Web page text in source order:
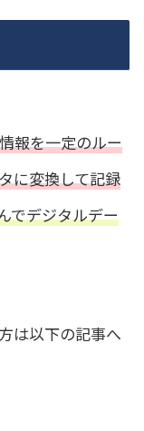
報を一定のルー
に変換して記録
でデジタルデー
は以下の記事へ